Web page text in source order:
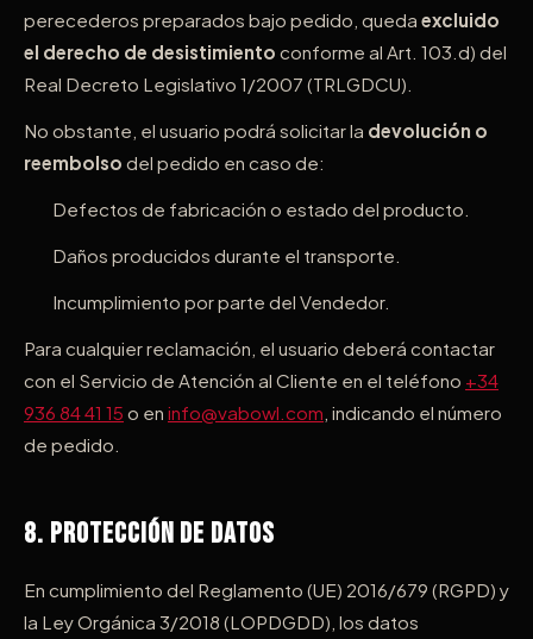
perecederos preparados bajo pedido, queda excluido
el derecho de desistimiento conforme al Art. 103.d) del
Real Decreto Legislativo 1/2007 (TRLGDCU).
No obstante, el usuario podrá solicitar la devolución o
reembolso del pedido en caso de:
Defectos de fabricación o estado del producto.
Daños producidos durante el transporte.
Incumplimiento por parte del Vendedor.
Para cualquier reclamación, el usuario deberá contactar
con el Servicio de Atención al Cliente en el teléfono +34
936 84 41 15 o en info@vabowl.com , indicando el número
de pedido.
8. Protección de Datos
En cumplimiento del Reglamento (UE) 2016/679 (RGPD) y
la Ley Orgánica 3/2018 (LOPDGDD), los datos